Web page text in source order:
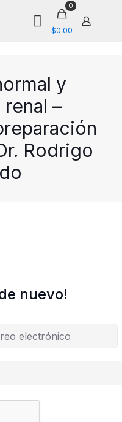
0
$0.00
y
–
Rodrigo
nuevo!